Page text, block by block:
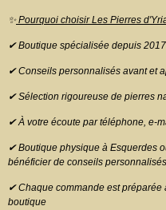
✨Pourquoi choisir Les Pierres
✔ Boutique spécialisée depuis 2017
✔ Conseils personnalisés avant et
✔ Sélection rigoureuse de pierres
✔ À votre écoute par téléphone, e-
✔ Boutique physique à Esquerdes
bénéficier de conseils personnalisés
✔ Chaque commande est
boutique